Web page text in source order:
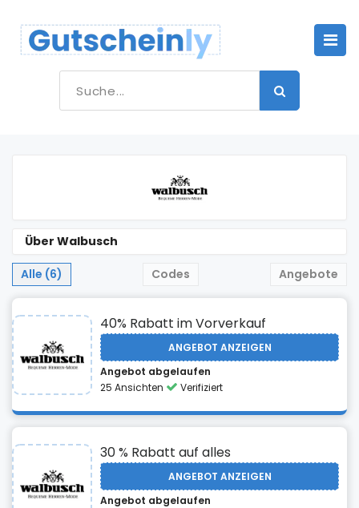
Über Walbusch
Alle (6) Codes Angebote
40% Rabatt im Vorverkauf
ANGEBOT ANZEIGEN
Angebot abgelaufen
25 Ansichten
Verifiziert
30 % Rabatt auf alles
ANGEBOT ANZEIGEN
Angebot abgelaufen